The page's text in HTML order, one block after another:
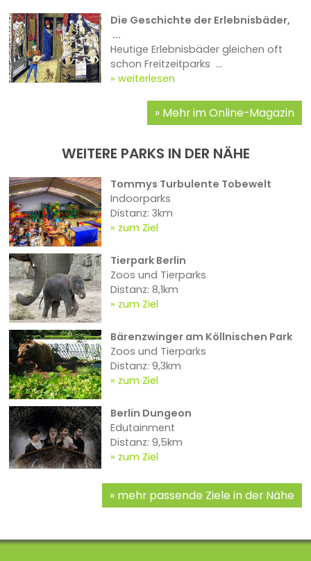
Die Geschichte der Erlebnisbäder,
...
Heutige Erlebnisbäder gleichen oft
schon Freitzeitparks ...
weiterlesen
Mehr im Online-Magazin
WEITERE PARKS IN DER NÄHE
Tommys Turbulente Tobewelt
Indoorparks
Distanz: 3km
zum Ziel
Tierpark Berlin
Zoos und Tierparks
Distanz: 8,1km
zum Ziel
Bärenzwinger am Köllnischen Park
Zoos und Tierparks
Distanz: 9,3km
zum Ziel
Berlin Dungeon
Edutainment
Distanz: 9,5km
zum Ziel
mehr passende Ziele in der Nähe